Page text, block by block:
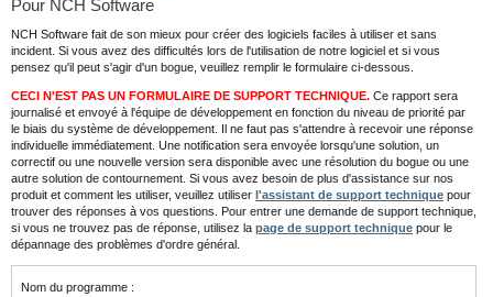
Pour NCH Software
NCH Software fait de son mieux pour créer des logiciels faciles à utiliser et sans
incident. Si vous avez des difficultés lors de l'utilisation de notre logiciel et si vous
pensez qu'il peut s'agir d'un bogue, veuillez remplir le formulaire ci-dessous.
CECI N'EST PAS UN FORMULAIRE DE SUPPORT TECHNIQUE. Ce rapport sera
journalisé et envoyé à l'équipe de développement en fonction du niveau de priorité par
le biais du système de développement. Il ne faut pas s'attendre à recevoir une réponse
individuelle immédiatement. Une notification sera envoyée lorsqu'une solution, un
correctif ou une nouvelle version sera disponible avec une résolution du bogue ou une
autre solution de contournement. Si vous avez besoin de plus d'assistance sur nos
produit et comment les utiliser, veuillez utiliser l'assistant de support technique pour
trouver des réponses à vos questions. Pour entrer une demande de support technique,
si vous ne trouvez pas de réponse, utilisez la page de support technique pour le
dépannage des problèmes d'ordre général.
Nom du programme :